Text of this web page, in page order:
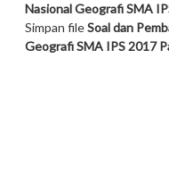
Nasional Geografi SMA
Simpan fileSoal dan
Geografi SMA IPS 2017